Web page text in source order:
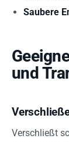
Saubere
und
Verschließt